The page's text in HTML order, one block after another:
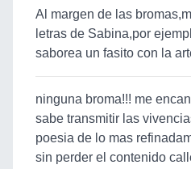
Al margen de las
letras de Sabina,por
saborea un fasito con la
ninguna broma!!! me
sabe transmitir las
poesia de lo mas
sin perder el contenido